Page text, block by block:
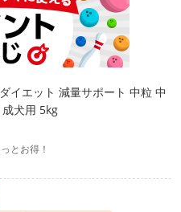
イエット 減量サポート 中粒 中
犬用 5kg
とお得！